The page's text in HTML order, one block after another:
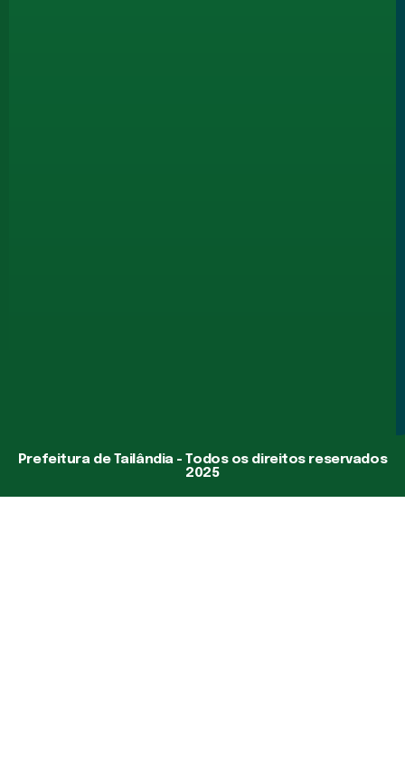
Prefeitura de Tailândia - Todos os direitos reservados
2025